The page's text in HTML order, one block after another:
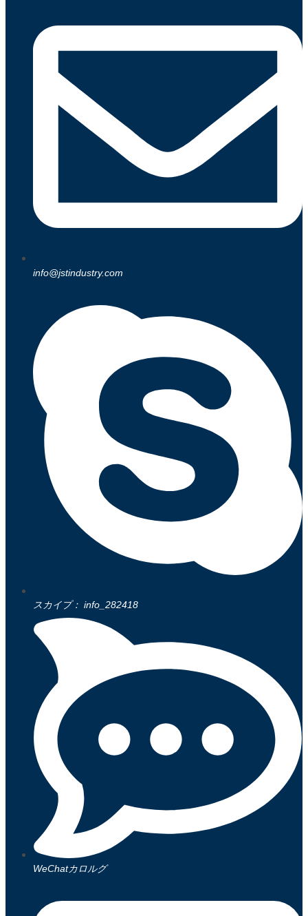
info@jstindustry.com
スカイプ： info_282418
WeChatカロルグ